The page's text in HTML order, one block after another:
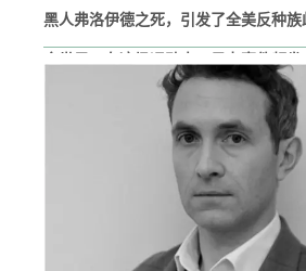
黑人弗洛伊德之死，引发了全美反种
全世界。在这场运动中，暴力事件频
坏公共设施等事件屡见报端。抗议者用
种族歧视的不满时，也走向了另一个极
序，是否也昭示着自由主义已死？道格
s Murray）于2020年6月13日在在《
pectator）发表《捍卫自由主义：抵制